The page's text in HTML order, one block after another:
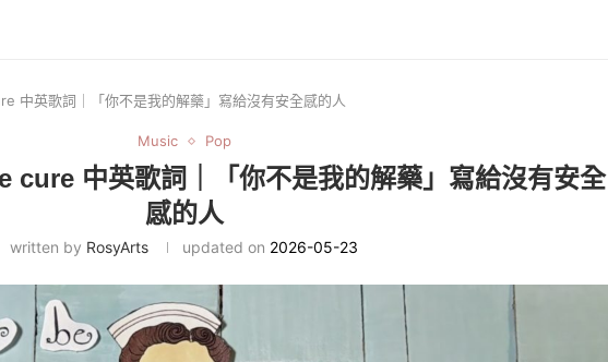
中英歌詞｜「你不是我的解藥」寫給沒有安全感的人
Music Pop
中英歌詞｜「你不是我的解藥」寫給沒有安全
感的人
written by RosyArts updated on 2026-05-23